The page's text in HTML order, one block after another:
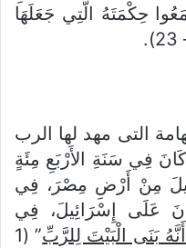
حِكْمَتَهُ الَّتِي جَعَلَهَا
التى مهد لها الرب
فِي سَنَةِ الأَرْبَعِ مِئَةٍ
مِنْ أَرْضِ مِصْرَ، فِي
عَلَى إِسْرَائِيلَ، فِي
أَنَّهُ بَنَى الْبَيْتَ لِلرَّبِّ
” (1